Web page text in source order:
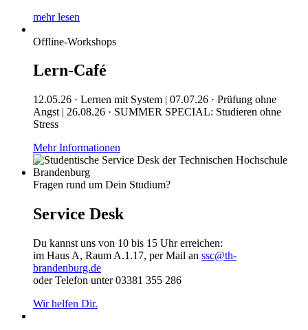
mehr lesen
Offline-Workshops
Lern-Café
12.05.26 · Lernen mit System | 07.07.26 · Prüfung ohne
Angst | 26.08.26 · SUMMER SPECIAL: Studieren ohne
Stress
Mehr Informationen
Fragen rund um Dein Studium?
Service Desk
Du kannst uns von 10 bis 15 Uhr erreichen:
im Haus A, Raum A.1.17, per Mail an ssc@th-
brandenburg.de
oder Telefon unter 03381 355 286
Wir helfen Dir.